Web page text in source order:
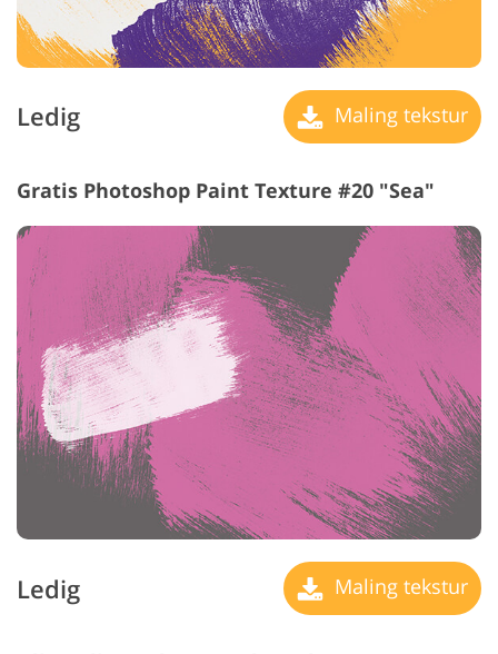
Ledig Maling tekstur
Gratis Photoshop Paint Texture #20 "Sea"
Ledig Maling tekstur